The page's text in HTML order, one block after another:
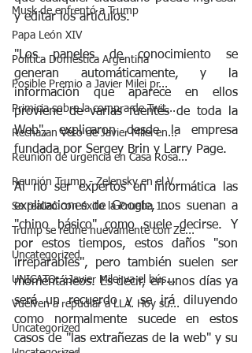
Musk de enfrentó a Trump
Papa León XIV
Política Doméstica Argentina
Posible Premio a Javier Milei pr...
Primicia sobre la compra de Twit...
Rechazan Veto de Javier Milei en...
Reunión de urgencia en Casa Rosa...
Reunión Trump - Zelensky en el V...
Se realizó con éxito la Prueba 1...
Trump se reúne nuevamente con Ze...
Uncategorized
UNICATO: ¿Javier Milei va el bús...
Vuelven a repudiar a LLA. Hoy su...
Uncategorized
y editar los artículos.
"Los paneles de conocimiento se
generan automáticamente, y la
información que aparece en ellos
proviene de varias fuentes de toda la
Web", explicaron desde la empresa
fundada por Sergey Brin y Larry Page.
Al no ser expertos en informática las
explicaciones de Google, nos suenan a
"chino básico" como suele decirse. Y
por estos tiempos, estos daños "son
irreparables", pero también suelen ser
momentáneos. Es decir, en unos días ya
será un recuerdo y se irá diluyendo
como normalmente sucede en estos
casos de "las extrañezas de la web" y su